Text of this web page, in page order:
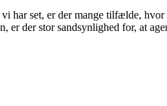
set, er der mange tilfælde, hvor
der stor sandsynlighed for, at